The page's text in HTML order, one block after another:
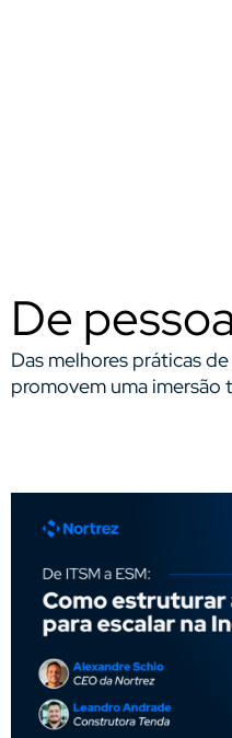
De
Das melhores práticas
promovem uma